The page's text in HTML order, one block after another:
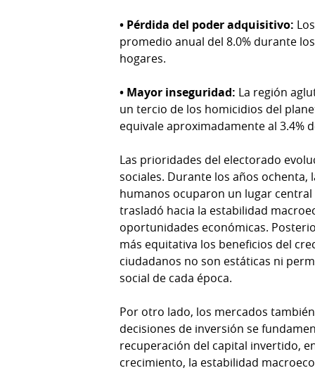
• Pérdida del poder adquisitivo:
promedio anual del 8.0% durante
hogares.
• Mayor inseguridad: La región
un tercio de los homicidios del
equivale aproximadamente al 3.4%
Las prioridades del electorado
sociales. Durante los años ochenta,
humanos ocuparon un lugar central
trasladó hacia la estabilidad
oportunidades económicas.
más equitativa los beneficios del
ciudadanos no son estáticas ni
social de cada época.
Por otro lado, los mercados
decisiones de inversión se
recuperación del capital invertido,
crecimiento, la estabilidad